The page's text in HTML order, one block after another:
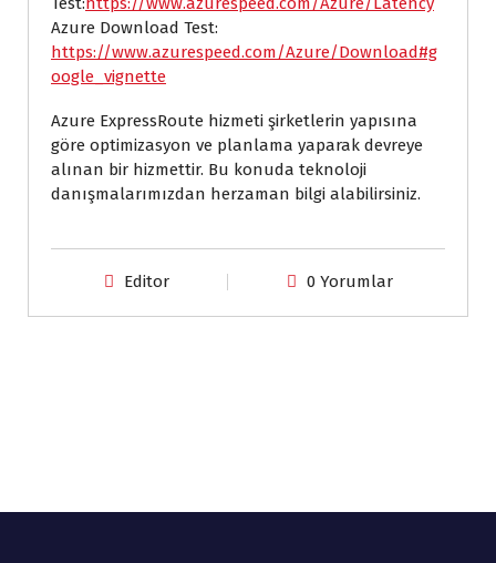
Azure Download Test:
https://www.azurespeed.com/Azure/Download#g
oogle_vignette
Azure ExpressRoute hizmeti şirketlerin yapısına
göre optimizasyon ve planlama yaparak devreye
alınan bir hizmettir. Bu konuda teknoloji
danışmalarımızdan herzaman bilgi alabilirsiniz.
Editor 0 Yorumlar